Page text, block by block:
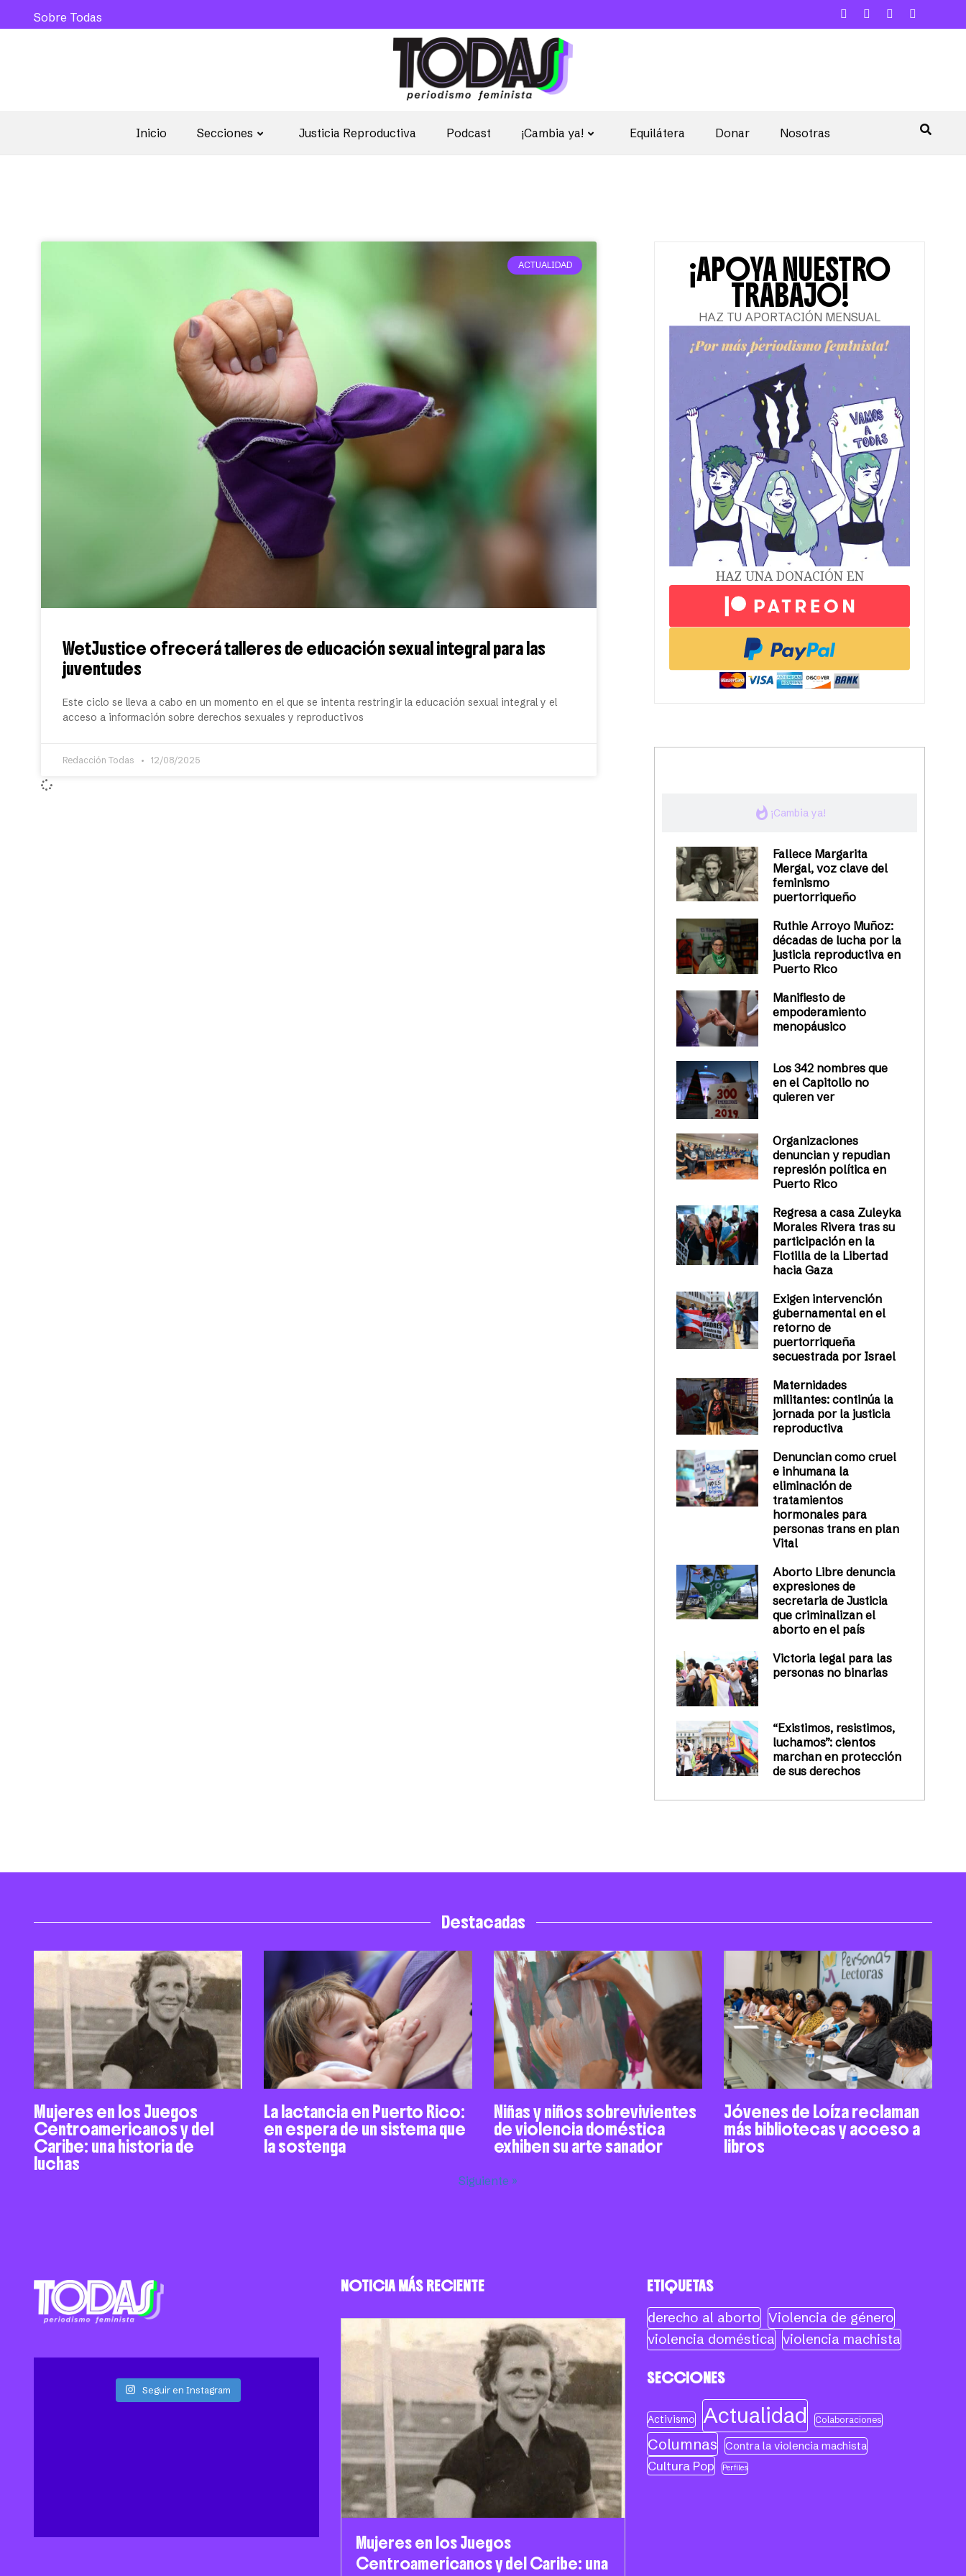
Inicio Secciones Justicia Reproductiva Podcast ¡Cambia ya! Equilátera Donar Nosotras
Sobre Todas
ACTUALIDAD
WetJustice ofrecerá talleres de educación sexual integral para las
juventudes
Este ciclo se lleva a cabo en un momento en el que se intenta restringir la educación sexual integral y el
acceso a información sobre derechos sexuales y reproductivos
Redacción Todas 12/08/2025
¡APOYA NUESTRO
TRABAJO!
HAZ TU APORTACIÓN MENSUAL
HAZ UNA DONACIÓN EN
whatshot ¡Cambia ya!
Fallece Margarita
Mergal, voz clave del
feminismo
puertorriqueño
Ruthie Arroyo Muñoz:
décadas de lucha por la
justicia reproductiva en
Puerto Rico
Manifiesto de
empoderamiento
menopáusico
Los 342 nombres que
en el Capitolio no
quieren ver
Organizaciones
denuncian y repudian
represión política en
Puerto Rico
Regresa a casa Zuleyka
Morales Rivera tras su
participación en la
Flotilla de la Libertad
hacia Gaza
Exigen intervención
gubernamental en el
retorno de
puertorriqueña
secuestrada por Israel
Maternidades
militantes: continúa la
jornada por la justicia
reproductiva
Denuncian como cruel
e inhumana la
eliminación de
tratamientos
hormonales para
personas trans en plan
Vital
Aborto Libre denuncia
expresiones de
secretaria de Justicia
que criminalizan el
aborto en el país
Victoria legal para las
personas no binarias
“Existimos, resistimos,
luchamos”: cientos
marchan en protección
de sus derechos
Destacadas
Mujeres en los Juegos
Centroamericanos y del
Caribe: una historia de
luchas
La lactancia en Puerto Rico:
en espera de un sistema que
la sostenga
Niñas y niños sobrevivientes
de violencia doméstica
exhiben su arte sanador
Jóvenes de Loíza reclaman
más bibliotecas y acceso a
libros
Siguiente »
Seguir en Instagram
NOTICIA MÁS RECIENTE
Mujeres en los Juegos
Centroamericanos y del Caribe: una
ETIQUETAS
derecho al aborto Violencia de género
violencia doméstica violencia machista
SECCIONES
Activismo Actualidad Colaboraciones
Columnas Contra la violencia machista
Cultura Pop Perfiles